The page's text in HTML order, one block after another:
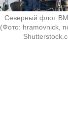
Северный флот
(Фото: hramovnick,